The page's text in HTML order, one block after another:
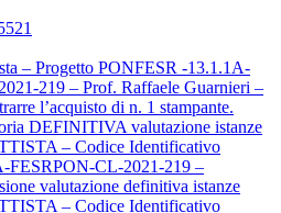
– Progetto PONFESR -13.1.1A-
219 – Prof. Raffaele Guarnieri –
l’acquisto di n. 1 stampante.
DEFINITIVA valutazione istanze
– Codice Identificativo
FESRPON-CL-2021-219 –
valutazione definitiva istanze
– Codice Identificativo